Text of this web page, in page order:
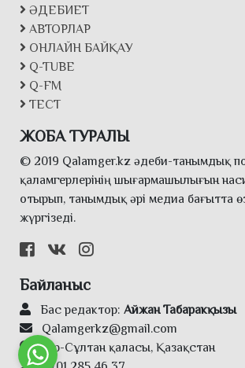
ӘДЕБИЕТ
АВТОРЛАР
ОНЛАЙН БАЙҚАУ
Q-TUBE
Q-FM
ТЕСТ
ЖОБА ТУРАЛЫ
© 2019 Qalamger.kz әдеби-танымдық
қаламгерлерінің шығармашылығын
отырып, танымдық әрі медиа бағытта
жүргізеді.
Байланыс
Бас редактор: Айжан Табаракқызы
Qalamgerkz@gmail.com
Нұр-Сұлтан қаласы, Қазақстан